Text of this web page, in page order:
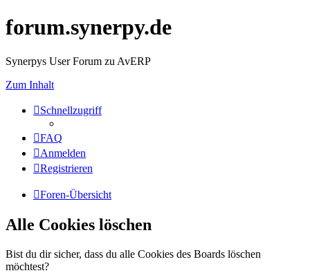
forum.synerpy.de
Synerpys User Forum zu AvERP
Zum Inhalt
Schnellzugriff
FAQ
Anmelden
Registrieren
Foren-Übersicht
Alle Cookies löschen
Bist du dir sicher, dass du alle Cookies des Boards löschen
möchtest?